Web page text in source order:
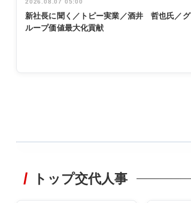
2026.08.07 05:00
新社長に聞く／トピー実業／酒井 哲也氏／グ
ループ価値最大化貢献
非鉄業界で
トップ交代人事